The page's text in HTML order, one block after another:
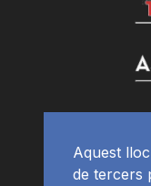
Aquest
de tercers